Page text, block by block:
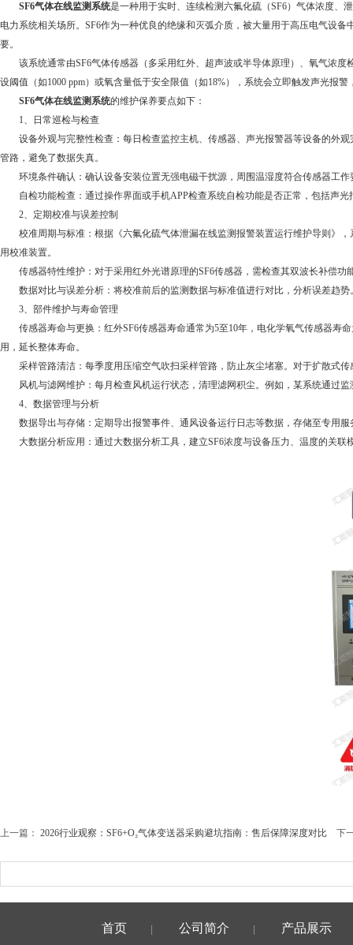
SF6气体在线监测系统是一种用于实时、连续检测六氟化硫（SF6）气体浓度、
电力系统相关场所。SF6作为一种优良的绝缘和灭弧介质，被大量用于高压电气设
要。
该系统通常由SF6气体传感器（多采用红外、超声波或半导体原理）、氧气浓度
设阈值（如1000 ppm）或氧含量低于安全限值（如18%），系统会立即触发声光报
SF6气体在线监测系统的维护保养要点如下：
1、日常巡检与检查
设备外观与完整性检查：每日检查监控主机、传感器、声光报警器等设备的外观
管路，避免了数据失真。
环境条件确认：确认设备安装位置无强电磁干扰源，周围温湿度符合传感器工作
自检功能检查：通过操作界面或手机APP检查系统自检功能是否正常，包括声光
2、定期校准与误差控制
校准周期与标准：根据《六氟化硫气体泄漏在线监测报警装置运行维护导则》，
用校准装置。
传感器特性维护：对于采用红外光谱原理的SF6传感器，需检查其双波长补偿功
数据对比与误差分析：将校准前后的监测数据与标准值进行对比，分析误差趋势
3、部件维护与寿命管理
传感器寿命与更换：红外SF6传感器寿命通常为5至10年，电化学氧气传感器寿
用，延长整体寿命。
采样管路清洁：每季度用压缩空气吹扫采样管路，防止灰尘堵塞。对于扩散式传
风机与滤网维护：每月检查风机运行状态，清理滤网积尘。例如，某系统通过监
4、数据管理与分析
数据导出与存储：定期导出报警事件、通风设备运行日志等数据，存储至专用服
大数据分析应用：通过大数据分析工具，建立SF6浓度与设备压力、温度的关联
上一篇： 2026行业观察：SF6+O₂气体变送器采购避坑指南：售后保障深度对比 下
首页 公司简介 产品展示